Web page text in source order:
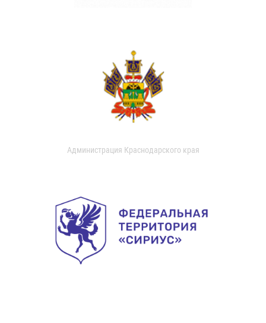
Администрация Краснодарского края